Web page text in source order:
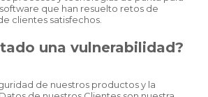
que han resuelto retos de
clientes satisfechos.
una vulnerabilidad?
de nuestros productos y la